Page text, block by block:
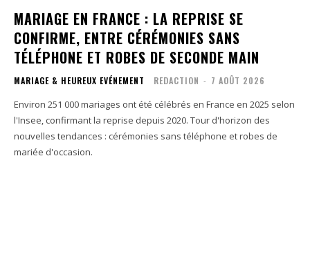
MARIAGE EN FRANCE : LA REPRISE SE
CONFIRME, ENTRE CÉRÉMONIES SANS
TÉLÉPHONE ET ROBES DE SECONDE MAIN
MARIAGE & HEUREUX EVÉNEMENT REDACTION - 7 AOÛT 2026
Environ 251 000 mariages ont été célébrés en France en 2025 selon
l'Insee, confirmant la reprise depuis 2020. Tour d'horizon des
nouvelles tendances : cérémonies sans téléphone et robes de
mariée d'occasion.